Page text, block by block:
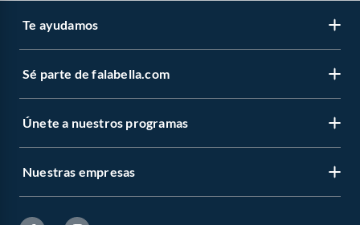
Te ayudamos
Sé parte de falabella.com
Únete a nuestros programas
Nuestras empresas